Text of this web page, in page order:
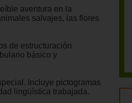
aventura en la
salvajes, las flores
de estructuración
básico y
Incluye pictogramas
lingüística trabajada.